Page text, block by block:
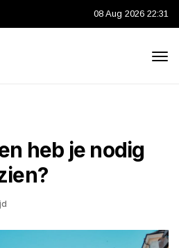
08 Aug 2026 22:31
heb je nodig